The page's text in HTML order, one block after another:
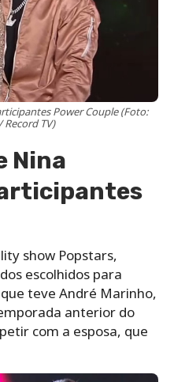
Power Couple (Foto:
TV)
Nina
show Popstars,
escolhidos para
teve André Marinho,
anterior do
com a esposa, que